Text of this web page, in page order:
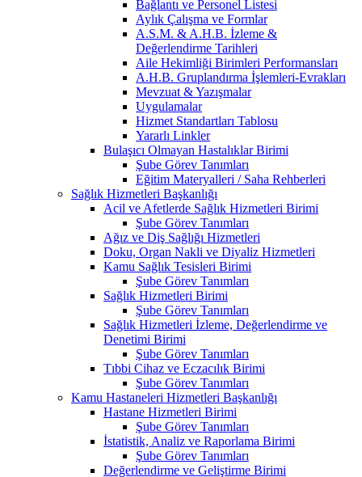
Bağlantı ve Personel Listesi
Aylık Çalışma ve Formlar
A.S.M. & A.H.B. İzleme &
Değerlendirme Tarihleri
Aile Hekimliği Birimleri Performansları
A.H.B. Gruplandırma İşlemleri-Evrakları
Mevzuat & Yazışmalar
Uygulamalar
Hizmet Standartları Tablosu
Yararlı Linkler
Bulaşıcı Olmayan Hastalıklar Birimi
Şube Görev Tanımları
Eğitim Materyalleri / Saha Rehberleri
Sağlık Hizmetleri Başkanlığı
Acil ve Afetlerde Sağlık Hizmetleri Birimi
Şube Görev Tanımları
Ağız ve Diş Sağlığı Hizmetleri
Doku, Organ Nakli ve Diyaliz Hizmetleri
Kamu Sağlık Tesisleri Birimi
Şube Görev Tanımları
Sağlık Hizmetleri Birimi
Şube Görev Tanımları
Sağlık Hizmetleri İzleme, Değerlendirme ve
Denetimi Birimi
Şube Görev Tanımları
Tıbbi Cihaz ve Eczacılık Birimi
Şube Görev Tanımları
Kamu Hastaneleri Hizmetleri Başkanlığı
Hastane Hizmetleri Birimi
Şube Görev Tanımları
İstatistik, Analiz ve Raporlama Birimi
Şube Görev Tanımları
Değerlendirme ve Geliştirme Birimi